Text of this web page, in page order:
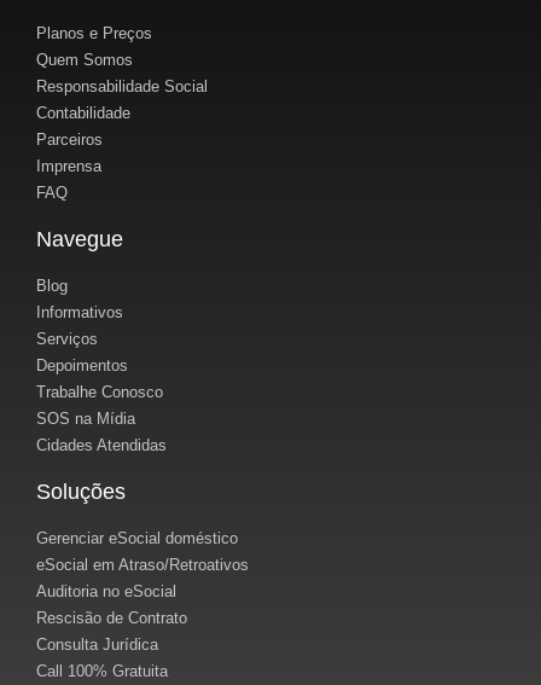
Planos e Preços
Quem Somos
Responsabilidade Social
Contabilidade
Parceiros
Imprensa
FAQ
Navegue
Blog
Informativos
Serviços
Depoimentos
Trabalhe Conosco
SOS na Mídia
Cidades Atendidas
Soluções
Gerenciar eSocial doméstico
eSocial em Atraso/Retroativos
Auditoria no eSocial
Rescisão de Contrato
Consulta Jurídica
Call 100% Gratuita